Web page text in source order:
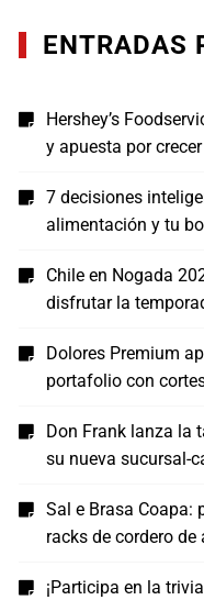
ENTRADAS
Hershey’s
y apuesta por
7 decisiones
alimentación y tu
Chile en Nogada
disfrutar la
Dolores Premium
portafolio con
Don Frank lanza la
su nueva sucursal-
Sal e Brasa
racks de cordero de
¡Participa en la